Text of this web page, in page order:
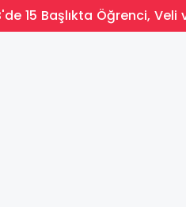
15 Başlıkta Öğrenci,